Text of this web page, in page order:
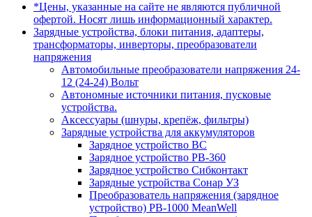
*Цены, указанные на сайте не являются публичной
офертой. Носят лишь информационный характер.
Зарядные устройства, блоки питания, адаптеры,
трансформаторы, инверторы, преобразователи
напряжения
Автомобильные преобразователи напряжения 24-
12 (24-24) Вольт
Автономные источники питания, пусковые
устройства.
Аксессуары (шнуры, крепёж, фильтры)
Зарядные устройства для аккумуляторов
Зарядное устройство BC
Зарядное устройство PB-360
Зарядное устройство Сибконтакт
Зарядные устройства Сонар УЗ
Преобразователь напряжения (зарядное
устройство) PB-1000 MeanWell